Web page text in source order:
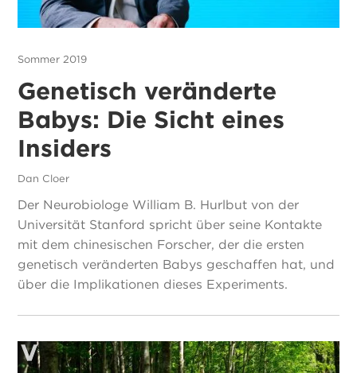
Sommer 2019
Genetisch veränderte
Babys: Die Sicht eines
Insiders
Dan Cloer
Der Neurobiologe William B. Hurlbut von der
Universität Stanford spricht über seine Kontakte
mit dem chinesischen Forscher, der die ersten
genetisch veränderten Babys geschaffen hat, und
über die Implikationen dieses Experiments.